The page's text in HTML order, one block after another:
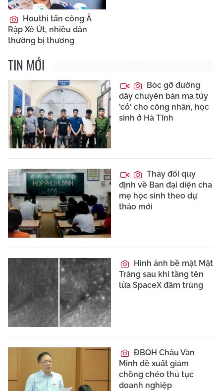
Houthi tấn công Ả
Rập Xê Út, nhiều dân
thường bị thương
TIN MỚI
Bóc gỡ đường
dây chuyên bán ma túy
'cỏ' cho công nhân, học
sinh ở Hà Tĩnh
Thay đổi quy
định về Ban đại diện cha
mẹ học sinh theo dự
thảo mới
Hình ảnh bề mặt Mặt
Trăng sau khi tầng tên
lửa SpaceX đâm trúng
ĐBQH Châu Văn
Minh đề xuất giảm
chồng chéo thủ tục
doanh nghiệp